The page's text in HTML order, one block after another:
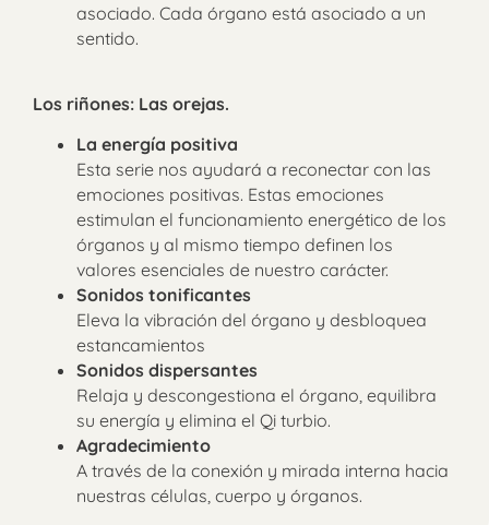
asociado. Cada órgano está asociado a un
sentido.
Los riñones: Las orejas.
La energía positiva
Esta serie nos ayudará a reconectar con las
emociones positivas. Estas emociones
estimulan el funcionamiento energético de los
órganos y al mismo tiempo definen los
valores esenciales de nuestro carácter.
Sonidos tonificantes
Eleva la vibración del órgano y desbloquea
estancamientos
Sonidos dispersantes
Relaja y descongestiona el órgano, equilibra
su energía y elimina el Qi turbio.
Agradecimiento
A través de la conexión y mirada interna hacia
nuestras células, cuerpo y órganos.